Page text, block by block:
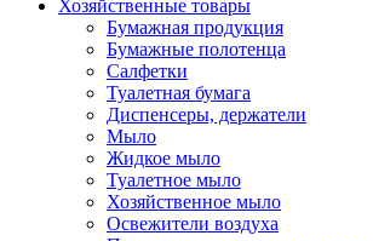
Хозяйственные товары
Бумажная продукция
Бумажные полотенца
Салфетки
Туалетная бумага
Диспенсеры, держатели
Мыло
Жидкое мыло
Туалетное мыло
Хозяйственное мыло
Освежители воздуха